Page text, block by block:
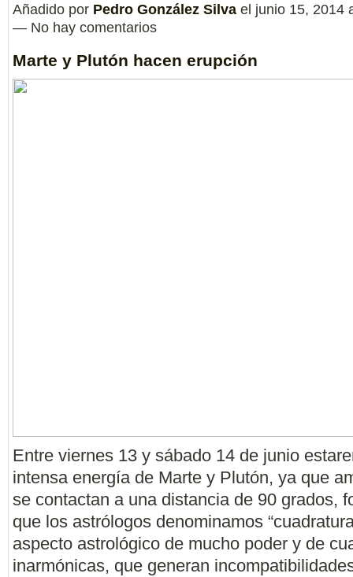
Añadido por Pedro González Silva el junio 15, 2014
— No hay comentarios
Marte y Plutón hacen erupción
Entre viernes 13 y sábado 14 de junio
intensa energía de Marte y Plutón, ya que
se contactan a una distancia de 90 grados,
que los astrólogos denominamos
aspecto astrológico de mucho poder y de
inarmónicas, que generan